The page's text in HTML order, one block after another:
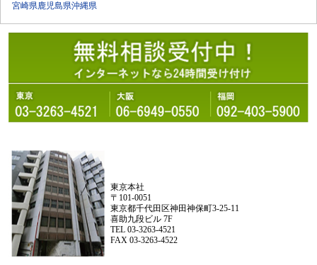
宮崎県鹿児島県沖縄県
東京本社
〒101-0051
東京都千代田区神田神保町3-25-11
喜助九段ビル 7F
TEL 03-3263-4521
FAX 03-3263-4522